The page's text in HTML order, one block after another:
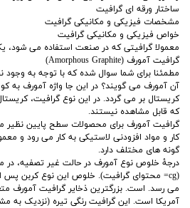
ساختار ورقه ای گرافیت
مشخصات فیزیکی و مکانیکی گرافیت
خواص فیزیکی و مکانیکی گرافیت
معمولا گرافیتی که در صنعت استفاده می شود،
گرافیت آمورف (Amorphous Graphite)
مطمئنا برای شما سوال شده که با توجه به وجود
آن آمورف می گویند؟ در این جا واژه آمورف به
کریستال بر می ‌گردد. در این نوع گرافیت،
که قابل مشاهده نیستند.
گرافیت آمورف برای محصولات سطح پایین نظیر
کار و مواد افزودنی لاستیکی به کار می رود و
گونه های مختلف دارد.
می رسد. است. بزرگترین ذخایر گرافیت آمورف
آمریکا است. این گرافیت رنگی تیره (نزدیک به